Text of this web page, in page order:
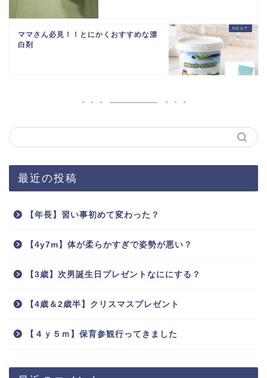
ママさん必見！！とにかくおすすめな漂
白剤
最近の投稿
【年長】習い事初めて変わった？
【4y7m】体が柔らかすぎで姿勢が悪い？
【3歳】次男誕生日プレゼントなににする？
【4歳＆2歳半】クリスマスプレゼント
【４ｙ５ｍ】保育参観行ってきました